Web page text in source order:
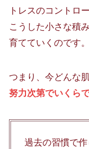
トレスのコントロ
こうした小さな積
育てていくのです。
つまり、今どんな
努力次第でいくら
過去の習慣で